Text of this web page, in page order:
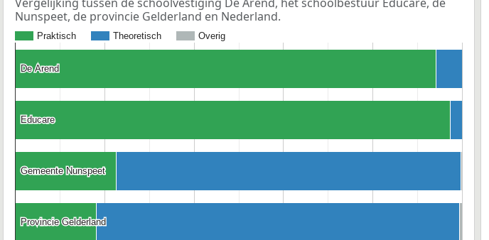
Nunspeet, de provincie Gelderland en Nederland.
Praktisch Theoretisch Overig
De Arend
De Arend
Educare
Educare
Gemeente Nunspeet
Gemeente Nunspeet
Provincie Gelderland
Provincie Gelderland